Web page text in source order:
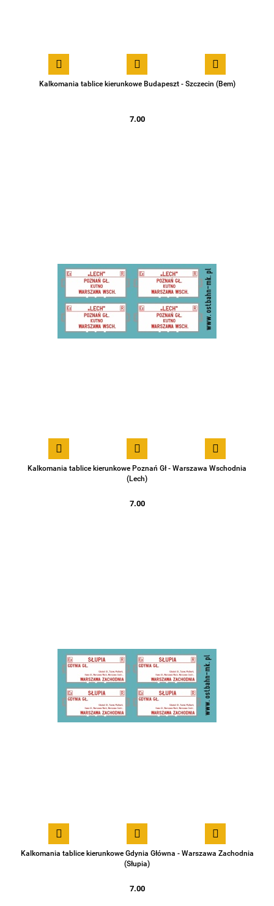
Kalkomania tablice kierunkowe Budapeszt - Szczecin (Bem)
7.00
Kalkomania tablice kierunkowe Poznań Gł - Warszawa Wschodnia
(Lech)
7.00
Kalkomania tablice kierunkowe Gdynia Główna - Warszawa Zachodnia
(Słupia)
7.00